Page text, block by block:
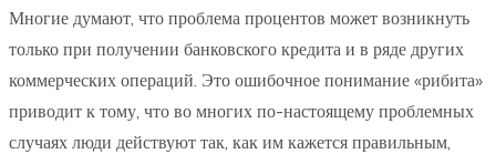
Многие думают, что проблема процентов может возникнуть
только при получении банковского кредита и в ряде других
коммерческих операций. Это ошибочное понимание «рибита»
приводит к тому, что во многих по-настоящему проблемных
случаях люди действуют так, как им кажется правильным,